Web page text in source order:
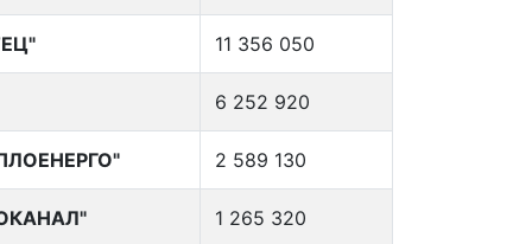
11 356 050
6 252 920
2 589 130
1 265 320